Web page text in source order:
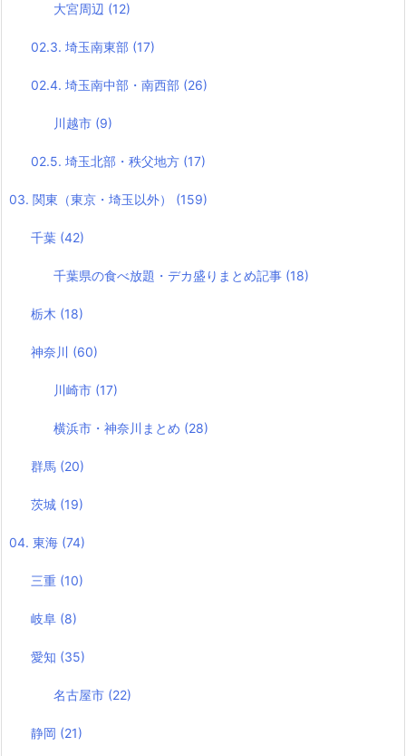
大宮周辺 (12)
02.3. 埼玉南東部 (17)
02.4. 埼玉南中部・南西部 (26)
川越市 (9)
02.5. 埼玉北部・秩父地方 (17)
03. 関東（東京・埼玉以外） (159)
千葉 (42)
千葉県の食べ放題・デカ盛りまとめ記事 (18)
栃木 (18)
神奈川 (60)
川崎市 (17)
横浜市・神奈川まとめ (28)
群馬 (20)
茨城 (19)
04. 東海 (74)
三重 (10)
岐阜 (8)
愛知 (35)
名古屋市 (22)
静岡 (21)